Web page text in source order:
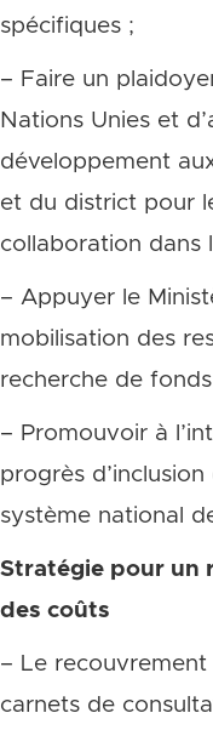
spécifiques ;
– Faire un
Nations Unies et
développement
et du district pour
collaboration dans
– Appuyer le
mobilisation des
recherche de
– Promouvoir à
progrès
système national
Stratégie pour un
des coûts
– Le
carnets de